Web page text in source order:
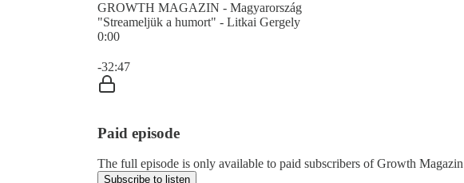
GROWTH MAGAZIN - Magyarország
"Streameljük a humort" - Litkai Gergely
0:00
-32:47
Paid episode
The full episode is only available to paid subscribers of Growth Magazin
Subscribe to listen